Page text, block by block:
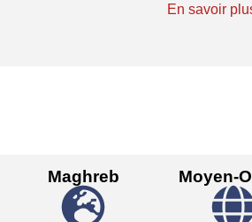
En savoir
Maghreb Moyen-